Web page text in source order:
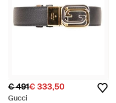
€ 491€ 333,50
Gucci